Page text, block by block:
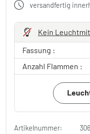
versandfertig
Kein
Fassung :
Anzahl Flammen :
Artikelnummer: